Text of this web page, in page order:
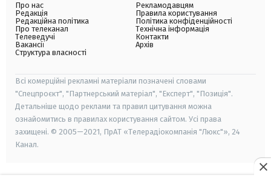
Про нас
Редакція
Редакційна політика
Про телеканал
Телеведучі
Вакансії
Структура власності
Рекламодавцям
Правила користування
Політика конфіденційності
Технічна інформація
Контакти
Архів
Всі комерційні рекламні матеріали позначені словами
"Спецпроєкт", "Партнерський матеріал", "Експерт", "Позиція".
Детальніше щодо реклами та правил цитування можна
ознайомитись в правилах користування сайтом. Усі права
захищені. © 2005—2021, ПрАТ «Телерадіокомпанія "Люкс"», 24
Канал.